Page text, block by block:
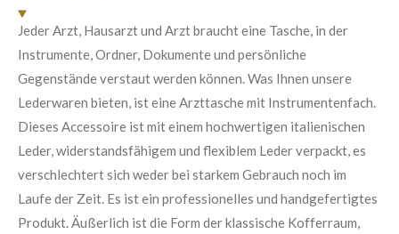
:
0
S
t
e
r
n
e
e
n
Jeder Arzt, Hausarzt und Arzt braucht eine Tasche, in der
Instrumente, Ordner, Dokumente und persönliche
Gegenstände verstaut werden können. Was Ihnen unsere
Lederwaren bieten, ist eine Arzttasche mit Instrumentenfach.
Dieses Accessoire ist mit einem hochwertigen italienischen
Leder, widerstandsfähigem und flexiblem Leder verpackt, es
verschlechtert sich weder bei starkem Gebrauch noch im
Laufe der Zeit. Es ist ein professionelles und handgefertigtes
Produkt. Äußerlich ist die Form der klassische Kofferraum,